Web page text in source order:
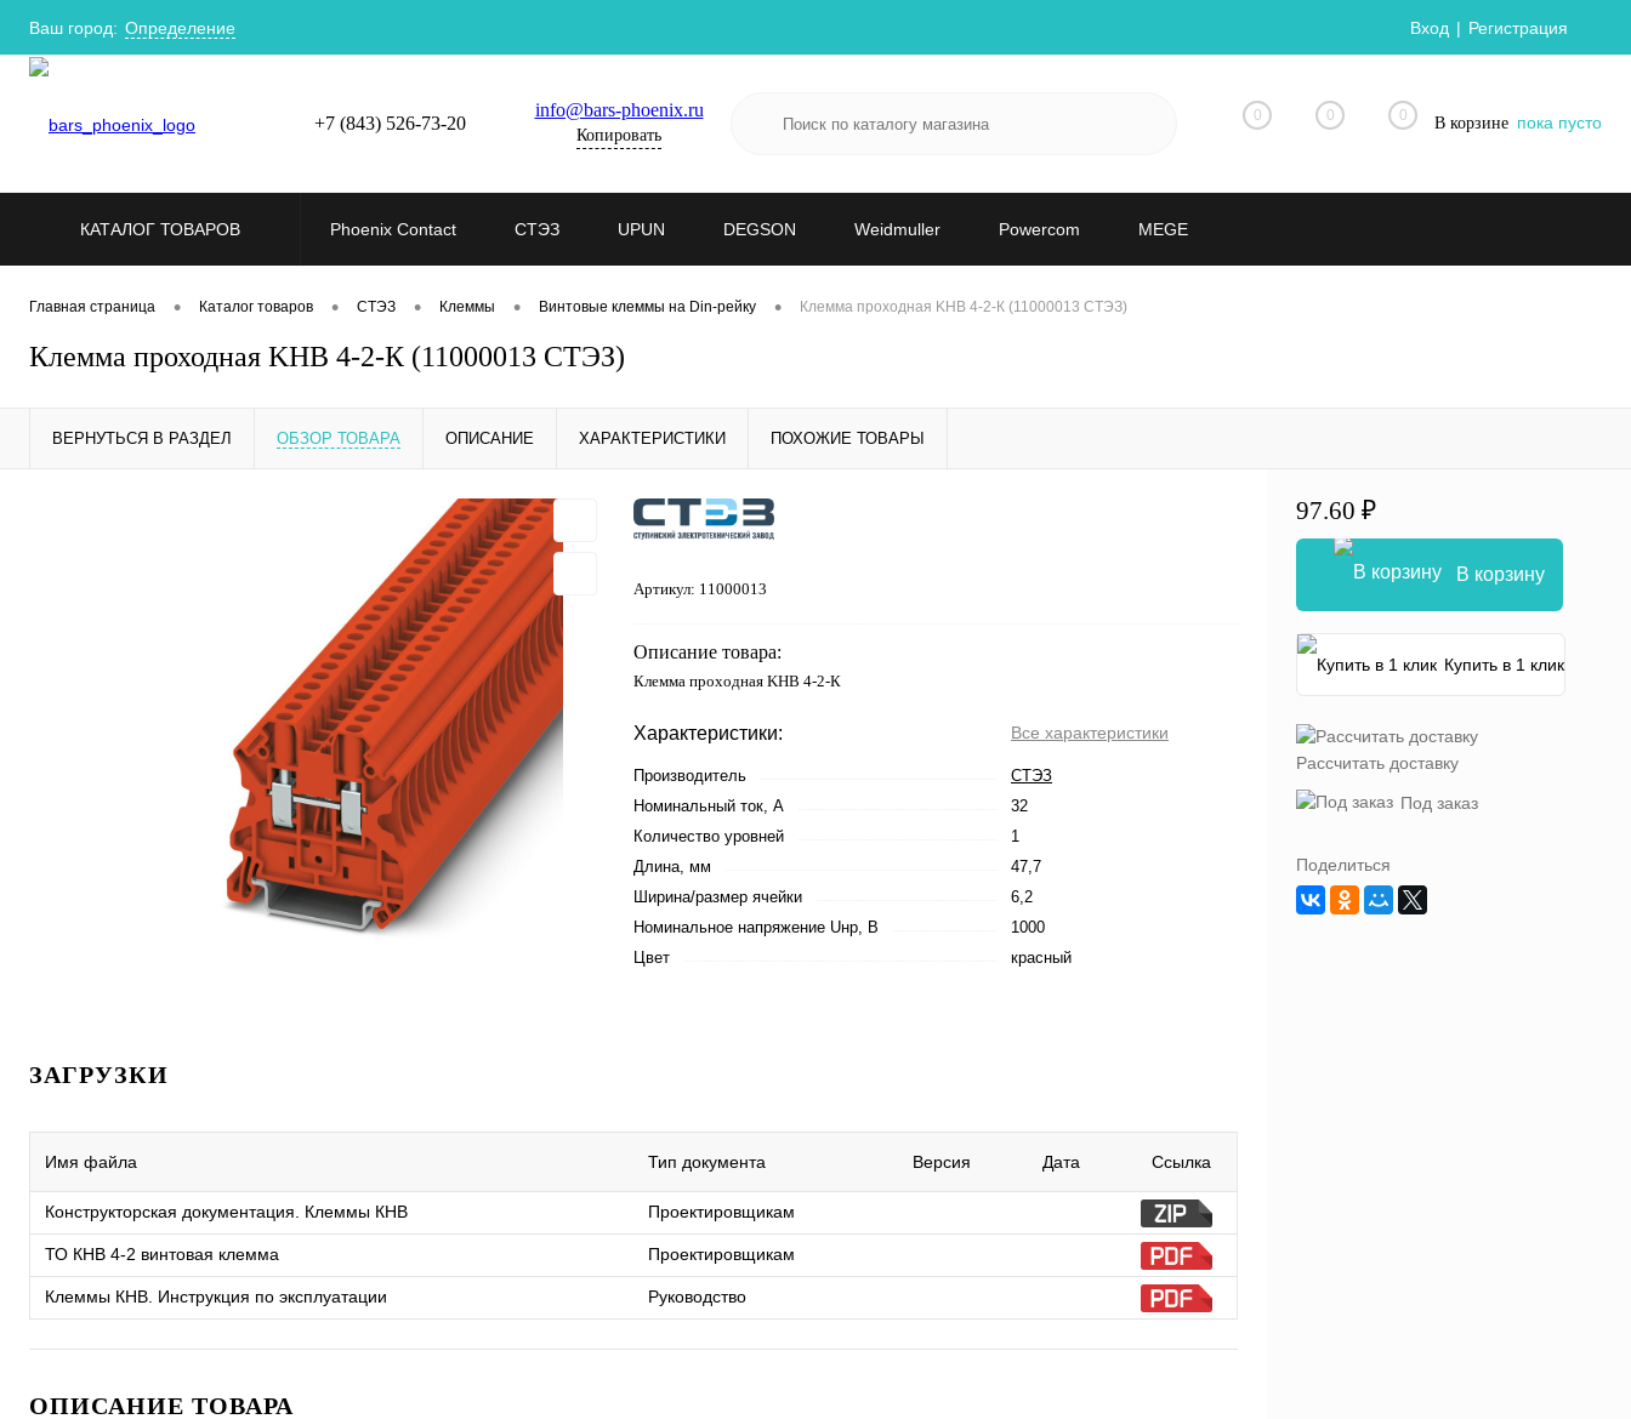
Ваш город: Определение Вход Регистрация
+7 (843) 526-73-20
info@bars-phoenix.ru
Копировать
0 0 0 В корзине пока пусто
КАТАЛОГ ТОВАРОВ Phoenix Contact СТЭЗ UPUN DEGSON Weidmuller Powercom MEGE
Главная страница • Каталог товаров • СТЭЗ • Клеммы • Винтовые клеммы на Din-рейку • Клемма проходная KHB 4-2-К (11000013 СТЭЗ)
Клемма проходная KHB 4-2-К (11000013 СТЭЗ)
ВЕРНУТЬСЯ В РАЗДЕЛ ОБЗОР ТОВАРА ОПИСАНИЕ ХАРАКТЕРИСТИКИ ПОХОЖИЕ ТОВАРЫ
Артикул: 11000013
Описание товара:
Клемма проходная KHB 4-2-К
Характеристики: Все характеристики
Производитель
СТЭЗ
Номинальный ток, А
32
Количество уровней
1
Длина, мм
47,7
Ширина/размер ячейки
6,2
Номинальное напряжение Uнр, В
1000
Цвет
красный
ЗАГРУЗКИ
Имя файла Тип документа Версия Дата Ссылка
Конструкторская документация. Клеммы КНВ Проектировщикам
ТО КНВ 4-2 винтовая клемма Проектировщикам
Клеммы КНВ. Инструкция по эксплуатации Руководство
ОПИСАНИЕ ТОВАРА
97.60 ₽
В корзину
Купить в 1 клик
Рассчитать доставку
Под заказ
Поделиться